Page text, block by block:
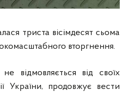
триста вісімдесят сьома
вторгнення.
відмовляється від своїх
України, продовжує вести